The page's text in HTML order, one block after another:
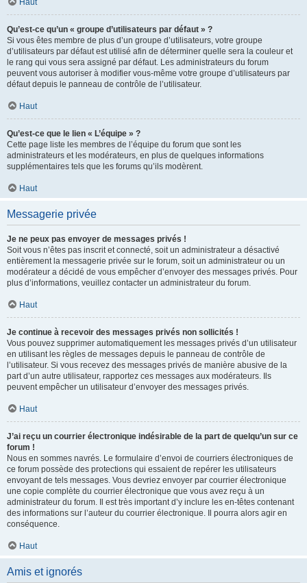
Haut
Qu’est-ce qu’un « groupe d’utilisateurs par défaut » ?
Si vous êtes membre de plus d’un groupe d’utilisateurs, votre groupe
d’utilisateurs par défaut est utilisé afin de déterminer quelle sera la couleur et
le rang qui vous sera assigné par défaut. Les administrateurs du forum
peuvent vous autoriser à modifier vous-même votre groupe d’utilisateurs par
défaut depuis le panneau de contrôle de l’utilisateur.
Haut
Qu’est-ce que le lien « L’équipe » ?
Cette page liste les membres de l’équipe du forum que sont les
administrateurs et les modérateurs, en plus de quelques informations
supplémentaires tels que les forums qu’ils modèrent.
Haut
Messagerie privée
Je ne peux pas envoyer de messages privés !
Soit vous n’êtes pas inscrit et connecté, soit un administrateur a désactivé
entièrement la messagerie privée sur le forum, soit un administrateur ou un
modérateur a décidé de vous empêcher d’envoyer des messages privés. Pour
plus d’informations, veuillez contacter un administrateur du forum.
Haut
Je continue à recevoir des messages privés non sollicités !
Vous pouvez supprimer automatiquement les messages privés d’un utilisateur
en utilisant les règles de messages depuis le panneau de contrôle de
l’utilisateur. Si vous recevez des messages privés de manière abusive de la
part d’un autre utilisateur, rapportez ces messages aux modérateurs. Ils
peuvent empêcher un utilisateur d’envoyer des messages privés.
Haut
J’ai reçu un courrier électronique indésirable de la part de quelqu’un sur ce
forum !
Nous en sommes navrés. Le formulaire d’envoi de courriers électroniques de
ce forum possède des protections qui essaient de repérer les utilisateurs
envoyant de tels messages. Vous devriez envoyer par courrier électronique
une copie complète du courrier électronique que vous avez reçu à un
administrateur du forum. Il est très important d’y inclure les en-têtes contenant
des informations sur l’auteur du courrier électronique. Il pourra alors agir en
conséquence.
Haut
Amis et ignorés